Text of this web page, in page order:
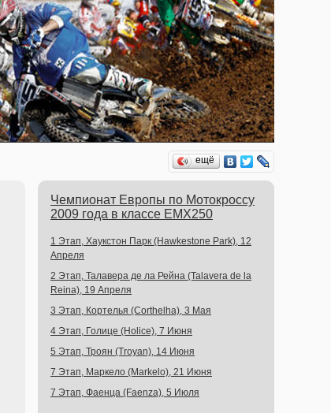
ещё
Чемпионат Европы по Мотокроссу
2009 года в классе EMX250
1 Этап, Хаукстон Парк (Hawkestone Park), 12
Апреля
2 Этап, Талавера де ла Рейна (Talavera de la
Reina), 19 Апреля
3 Этап, Кортелья (Corthelha), 3 Мая
4 Этап, Голице (Holice), 7 Июня
5 Этап, Троян (Troyan), 14 Июня
7 Этап, Маркело (Markelo), 21 Июня
7 Этап, Фаенца (Faenza), 5 Июля